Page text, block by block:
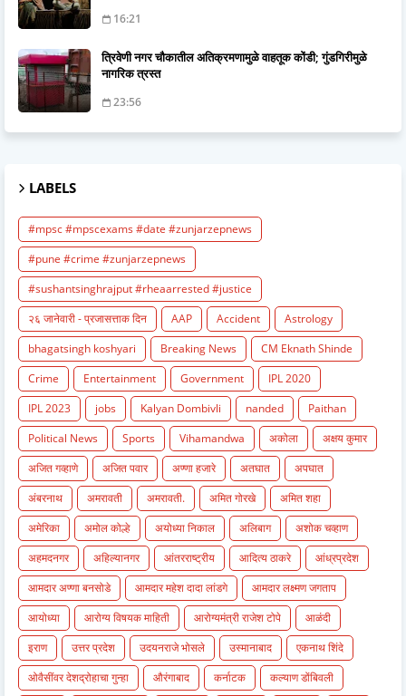
16:21
त्रिवेणी नगर चौकातील अतिक्रमणामुळे वाहतूक कोंडी; गुंडगिरीमुळे
नागरिक त्रस्त
23:56
LABELS
#mpsc #mpscexams #date #zunjarzepnews
#pune #crime #zunjarzepnews
#sushantsinghrajput #rheaarrested #justice
२६ जानेवारी - प्रजासत्ताक दिन
AAP Accident
Astrology
bhagatsingh koshyari
Breaking News
CM Eknath Shinde
Crime
Entertainment Government
IPL 2020
IPL 2023
jobs Kalyan Dombivli nanded
Paithan
Political News
Sports Vihamandwa अकोला
अक्षय कुमार
अजित गव्हाणे
अजित पवार अण्णा हजारे अतघात
अपघात
अंबरनाथ
अमरावती अमरावती. अमित गोरखे
अमित शहा
अमेरिका
अमोल कोल्हे अयोध्या निकाल अलिबाग
अशोक चव्हाण
अहमदनगर
अहिल्यानगर आंतरराष्ट्रीय आदित्य ठाकरे
आंध्रप्रदेश
आमदार अण्णा बनसोडे
आमदार महेश दादा लांडगे
आमदार लक्ष्मण जगताप
आयोध्या
आरोग्य विषयक माहिती आरोग्यमंत्री राजेश टोपे
आळंदी
इराण
उत्तर प्रदेश उदयनराजे भोसले उस्मानाबाद
एकनाथ शिंदे
ओवैसींवर देशद्रोहाचा गुन्हा
औरंगाबाद कर्नाटक
कल्याण डोंबिवली